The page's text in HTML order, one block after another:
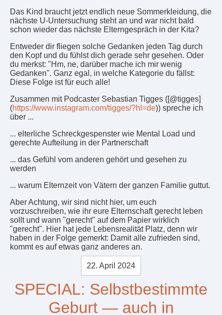
Das Kind braucht jetzt endlich neue Sommerkleidung, die
nächste U-Untersuchung steht an und war nicht bald
schon wieder das nächste Elterngespräch in der Kita?
Entweder dir fliegen solche Gedanken jeden Tag durch
den Kopf und du fühlst dich gerade sehr gesehen. Oder
du merkst: "Hm, ne, darüber mache ich mir wenig
Gedanken". Ganz egal, in welche Kategorie du fällst:
Diese Folge ist für euch alle!
Zusammen mit Podcaster Sebastian Tigges ([@tigges]
(https://www.instagram.com/tigges/?hl=de)) spreche ich
über ...
... elterliche Schreckgespenster wie Mental Load und
gerechte Aufteilung in der Partnerschaft
... das Gefühl vom anderen gehört und gesehen zu
werden
... warum Elternzeit von Vätern der ganzen Familie guttut.
Aber Achtung, wir sind nicht hier, um euch
vorzuschreiben, wie ihr eure Elternschaft gerecht leben
sollt und wann "gerecht" auf dem Papier wirklich
"gerecht". Hier hat jede Lebensrealität Platz, denn wir
haben in der Folge gemerkt: Damit alle zufrieden sind,
kommt es auf etwas ganz anderes an.
22. April 2024
SPECIAL: Selbstbestimmte
Geburt — auch in